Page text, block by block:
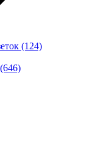
(124)
(646)